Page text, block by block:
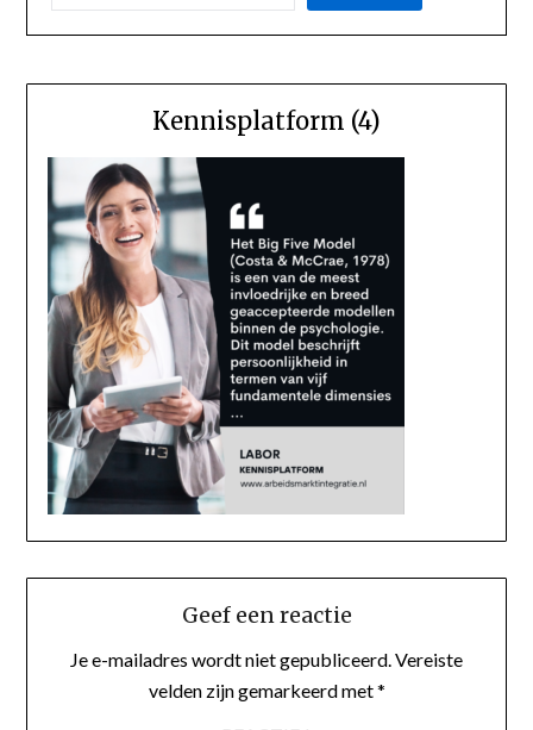
Kennisplatform (4)
Geef een reactie
Je e-mailadres wordt niet gepubliceerd. Vereiste
velden zijn gemarkeerd met*